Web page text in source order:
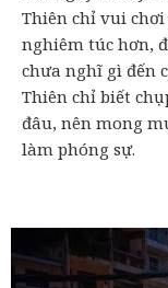
Thiên chỉ vui
nghiêm túc hơn,
chưa nghĩ gì đến
Thiên chỉ biết
đâu, nên mong
làm phóng sự.